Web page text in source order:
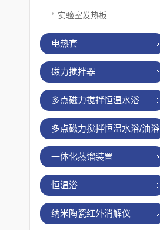
实验室发热板
电热套
磁力搅拌器
多点磁力搅拌恒温水浴
多点磁力搅拌恒温水浴/油浴
一体化蒸馏装置
恒温浴
纳米陶瓷红外消解仪